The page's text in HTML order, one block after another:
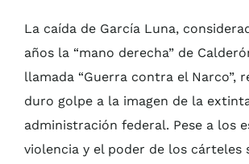
La caída de García Luna,
años la “mano derecha” de
llamada “Guerra contra el Narco”,
duro golpe a la imagen de la
administración federal. Pese a los
violencia y el poder de los cárteles